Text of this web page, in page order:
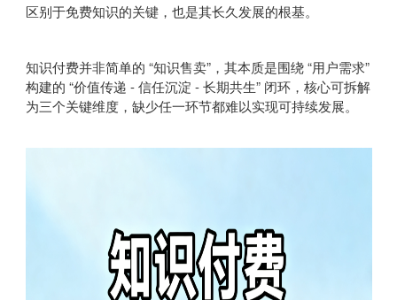
区别于免费知识的关键，也是其长久发展的根基。
知识付费并非简单的 “知识售卖”，其本质是围绕 “用户需求”
构建的 “价值传递 - 信任沉淀 - 长期共生” 闭环，核心可拆解
为三个关键维度，缺少任一环节都难以实现可持续发展。